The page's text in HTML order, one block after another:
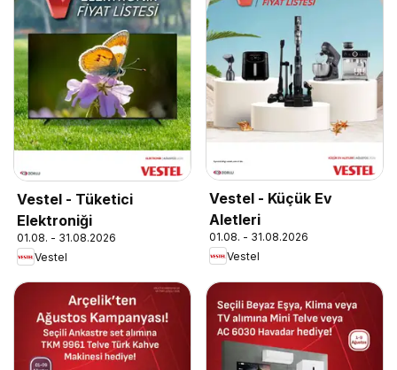
Vestel - Tüketici
Elektroniği
01.08. - 31.08.2026
Vestel
Vestel - Küçük Ev
Aletleri
01.08. - 31.08.2026
Vestel